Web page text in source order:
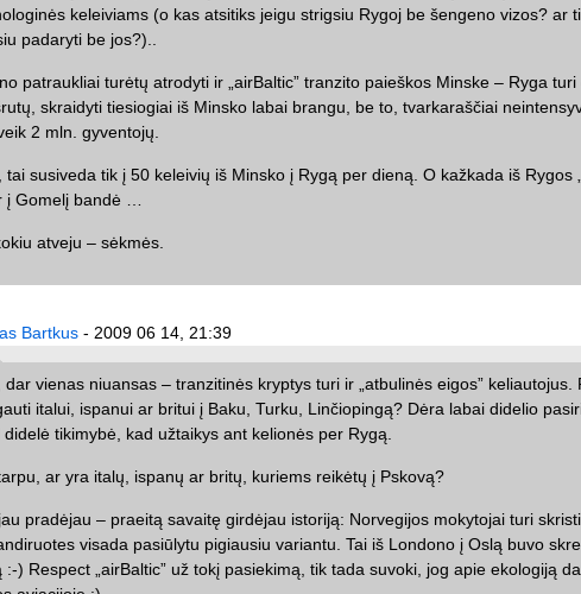
keleiviams (o kas atsitiks jeigu strigsiu Rygoj be šengeno vizos? ar
padaryti be jos?)..
patraukliai turėtų atrodyti ir „airBaltic” tranzito paieškos Minske – Ryga turi
skraidyti tiesiogiai iš Minsko labai brangu, be to, tvarkaraščiai
2 mln. gyventojų.
tai susiveda tik į 50 keleivių iš Minsko į Rygą per dieną. O kažkada iš Rygos
į Gomelį bandė …
atveju – sėkmės.
Bartkus - 2009 06 14, 21:39
dar vienas niuansas – tranzitinės kryptys turi ir „atbulinės eigos” keliautojus.
italui, ispanui ar britui į Baku, Turku, Linčiopingą? Dėra labai didelio
didelė tikimybė, kad užtaikys ant kelionės per Rygą.
ar yra italų, ispanų ar britų, kuriems reikėtų į Pskovą?
pradėjau – praeitą savaitę girdėjau istoriją: Norvegijos mokytojai turi
visada pasiūlytu pigiausiu variantu. Tai iš Londono į Oslą buvo
:-) Respect „airBaltic” už tokį pasiekimą, tik tada suvoki, jog apie ekologiją